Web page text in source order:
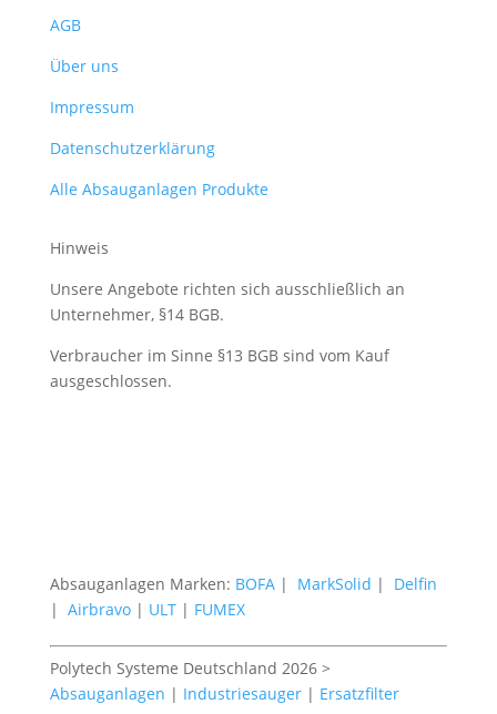
AGB
Über uns
Impressum
Datenschutzerklärung
Alle Absauganlagen Produkte
Hinweis
Unsere Angebote richten sich ausschließlich an
Unternehmer, §14 BGB.
Verbraucher im Sinne §13 BGB sind vom Kauf
ausgeschlossen.
Absauganlagen Marken: BOFA| MarkSolid | Delfin
| Airbravo| ULT| FUMEX
Polytech Systeme Deutschland 2026 >
Absauganlagen | Industriesauger| Ersatzfilter